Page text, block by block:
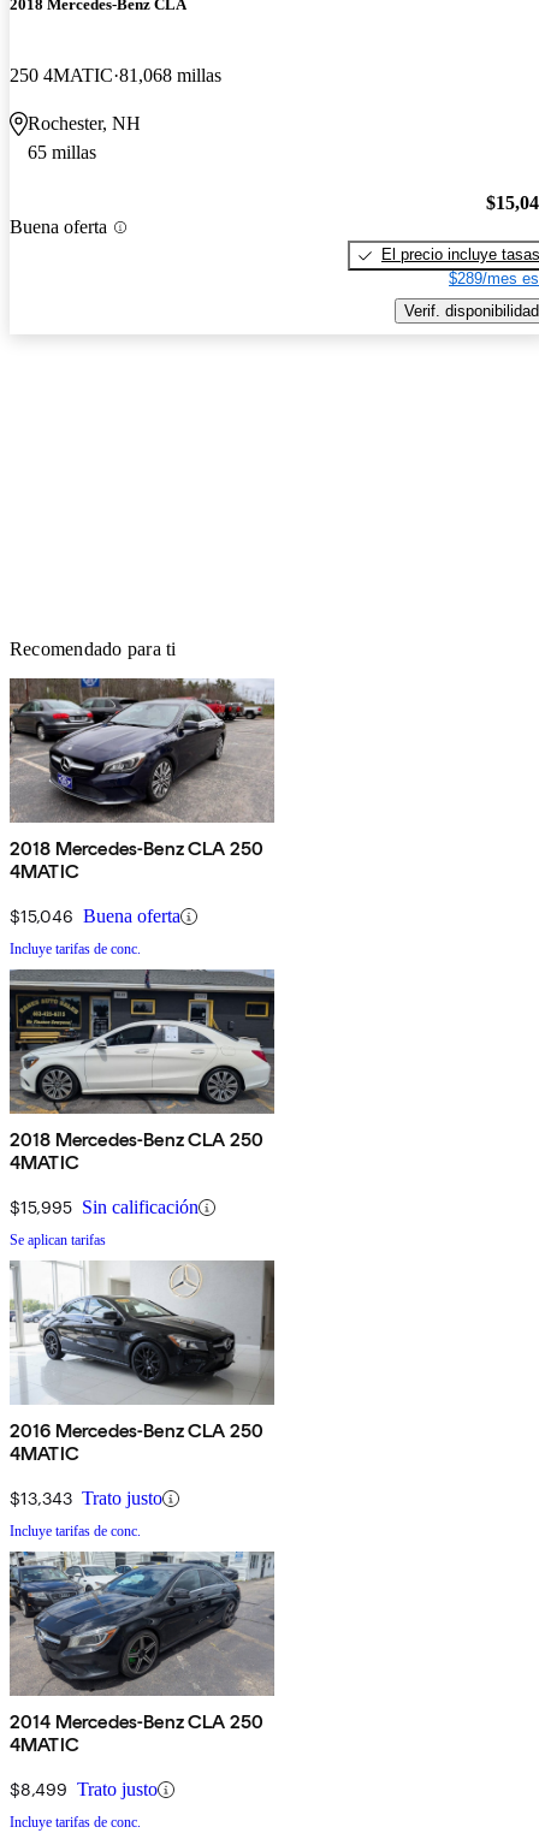
2018 Mercedes-Benz CLA
250 4MATIC 81,068 millas
Rochester, NH
65 millas
Buena oferta
El precio incluye tasas
$289/mes
Verif. disponibilidad
Recomendado para ti
2018 Mercedes-Benz CLA 250
4MATIC
$15,046 Buena oferta
Incluye tarifas de conc.
2018 Mercedes-Benz CLA 250
4MATIC
$15,995 Sin calificación
Se aplican tarifas
2016 Mercedes-Benz CLA 250
4MATIC
$13,343 Trato justo
Incluye tarifas de conc.
2014 Mercedes-Benz CLA 250
4MATIC
$8,499 Trato justo
Incluye tarifas de conc.